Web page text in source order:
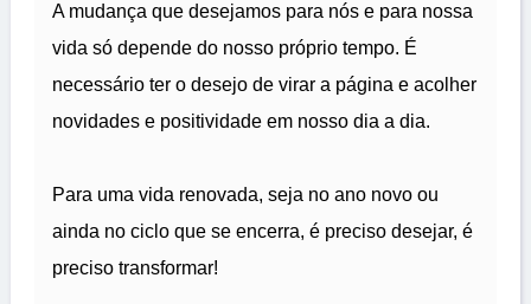
A mudança que desejamos para nós e para nossa
vida só depende do nosso próprio tempo. É
necessário ter o desejo de virar a página e acolher
novidades e positividade em nosso dia a dia.
Para uma vida renovada, seja no ano novo ou
ainda no ciclo que se encerra, é preciso desejar, é
preciso transformar!